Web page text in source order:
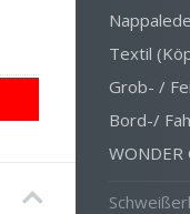
Textil
Grob- /
Bord-/